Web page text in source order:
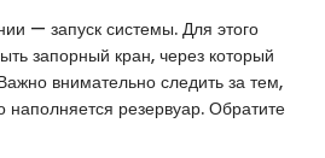
— запуск системы. Для этого
запорный кран, через который
внимательно следить за тем,
наполняется резервуар. Обратите